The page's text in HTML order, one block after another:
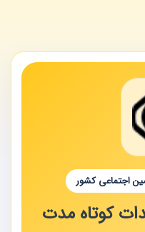
اجتماعی کشور
کوتاه مدت